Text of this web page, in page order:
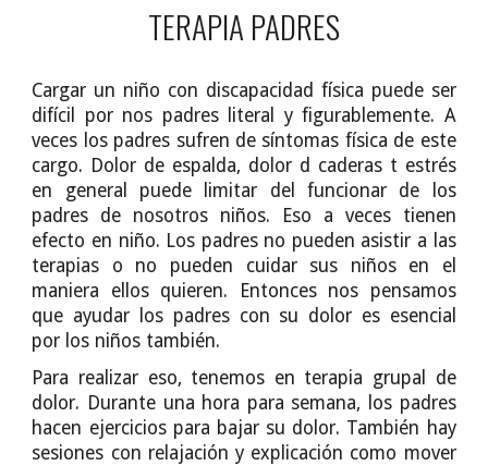
TERAPIA PADRES
Cargar un niño con discapacidad física puede ser
difícil por nos padres literal y figurablemente. A
veces los padres sufren de síntomas física de este
cargo. Dolor de espalda, dolor d caderas t estrés
en general puede limitar del funcionar de los
padres de nosotros niños. Eso a veces tienen
efecto en niño. Los padres no pueden asistir a las
terapias o no pueden cuidar sus niños en el
maniera ellos quieren. Entonces nos pensamos
que ayudar los padres con su dolor es esencial
por los niños también.
Para realizar eso, tenemos en terapia grupal de
dolor. Durante una hora para semana, los padres
hacen ejercicios para bajar su dolor. También hay
sesiones con relajación y explicación como mover